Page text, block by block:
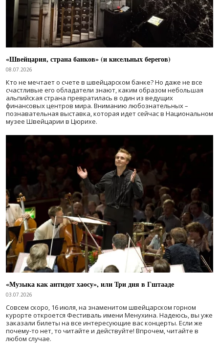
«Швейцария, страна банков» (и кисельных берегов)
08.07.2026
Кто не мечтает о счете в швейцарском банке? Но даже не все
счастливые его обладатели знают, каким образом небольшая
альпийская страна превратилась в один из ведущих
финансовых центров мира. Вниманию любознательных –
познавательная выставка, которая идет сейчас в Национальном
музее Швейцарии в Цюрихе.
«Музыка как антидот хаосу», или Три дня в Гштааде
03.07.2026
Совсем скоро, 16 июля, на знаменитом швейцарском горном
курорте откроется Фестиваль имени Менухина. Надеюсь, вы уже
заказали билеты на все интересующие вас концерты. Если же
почему-то нет, то читайте и действуйте! Впрочем, читайте в
любом случае.